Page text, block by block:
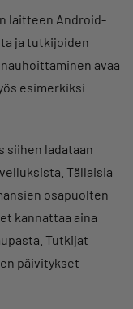
laitteen Android-
ja tutkijoiden
avaa
esimerkiksi
siihen ladataan
Tällaisia
osapuolten
kannattaa aina
Tutkijat
päivitykset